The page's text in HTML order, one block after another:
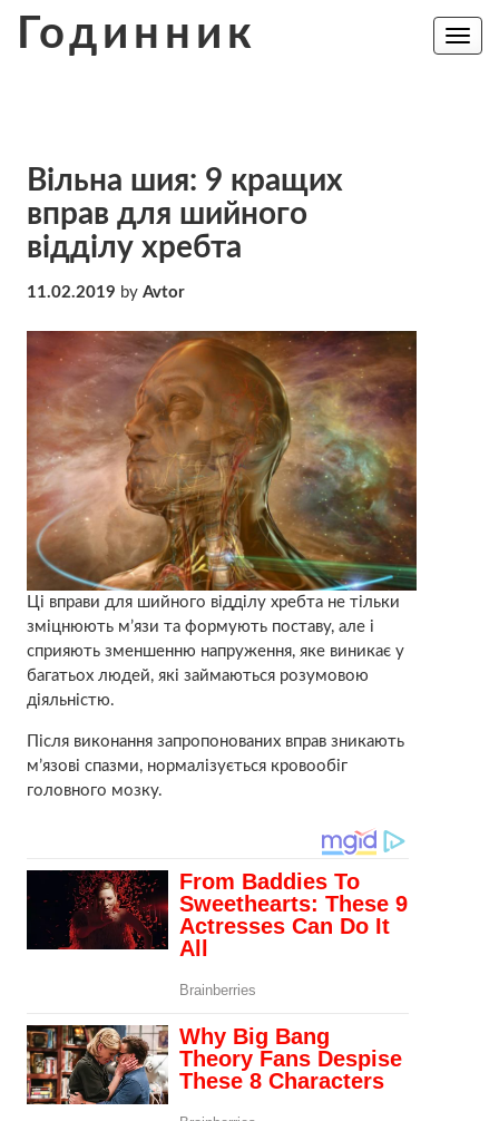
Годинник
Toggle
Вільна шия: 9 кращих
вправ для шийного
відділу хребта
11.02.2019 by Avtor
Ці вправи для шийного відділу хребта не тільки
зміцнюють м’язи та формують поставу, але і
сприяють зменшенню напруження, яке виникає у
багатьох людей, які займаються розумовою
діяльністю.
Після виконання запропонованих вправ зникають
м’язові спазми, нормалізується кровообіг
головного мозку.